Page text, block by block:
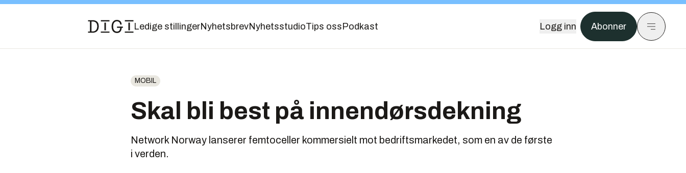
Ledige stillingerNyhetsbrevNyhetsstudioTips oss Podkast Logg inn Abonner
MOBIL
Skal bli best på innendørsdekning
Network Norway lanserer femtoceller kommersielt mot bedriftsmarkedet, som en av de første
i verden.